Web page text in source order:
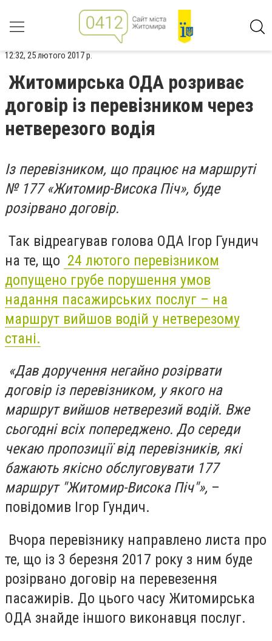
12:32, 25 лютого 2017 р.
Житомирська ОДА розриває
договір із перевізником через
нетверезого водія
Із перевізником, що працює на маршруті
№ 177 «Житомир-Висока Піч», буде
розірвано договір.
Так відреагував голова ОДА Ігор Гундич
на те, що 24 лютого перевізником
допущено грубе порушення умов
надання пасажирських послуг – на
маршрут вийшов водій у нетверезому
стані.
«Дав доручення негайно розірвати
договір із перевізником, у якого на
маршрут вийшов нетверезий водій. Вже
сьогодні всіх попереджено. До середи
чекаю пропозиції від перевізників, які
бажають якісно обслуговувати 177
маршрут "Житомир-Висока Піч"», –
повідомив Ігор Гундич.
Вчора перевізнику направлено листа про
те, що із 3 березня 2017 року з ним буде
розірвано договір на перевезення
пасажирів. До цього часу Житомирська
ОДА знайде іншого виконавця послуг.